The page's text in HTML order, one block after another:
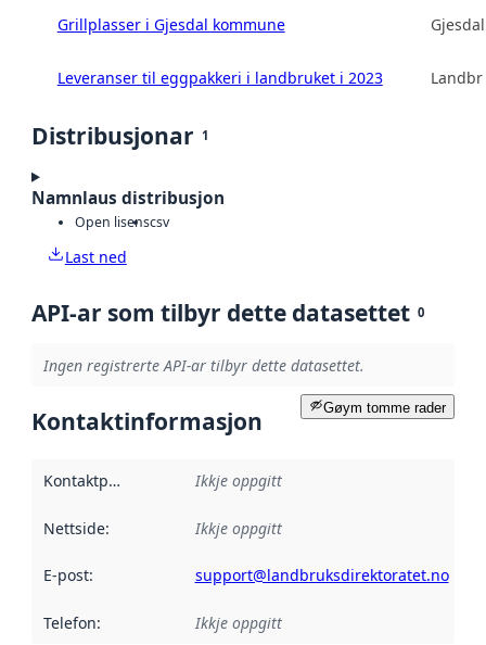
Grillplasser i Gjesdal kommune
Leveranser til eggpakkeri i landbruket i 2023
Distribusjonar 1
Namnlaus distribusjon
Open lisenscsv
Last ned
API-ar som tilbyr dette datasettet 0
Ingen registrerte API-ar tilbyr dette datasettet.
Gøym tomme rader
Kontaktinformasjon
Kontaktpunkt Ikkje oppgitt
Nettside: Ikkje oppgitt
E-post: support@landbruksdirektoratet.no
Telefon: Ikkje oppgitt